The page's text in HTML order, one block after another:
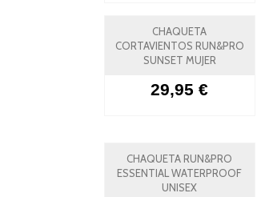
CHAQUETA
CORTAVIENTOS RUN&PRO
SUNSET MUJER
29,95 €
CHAQUETA RUN&PRO
ESSENTIAL WATERPROOF
UNISEX